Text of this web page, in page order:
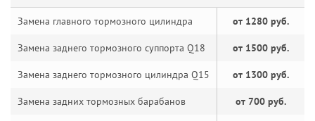
Замена главного тормозного цилиндра от 1280 руб.
Замена заднего тормозного суппорта Q18 от 1500 руб.
Замена заднего тормозного цилиндра Q15 от 1300 руб.
Замена задних тормозных барабанов от 700 руб.